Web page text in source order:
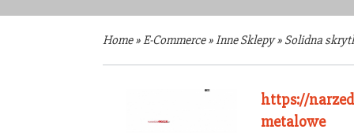
Home»E-Commerce»Inne Sklepy» Solidna
https://
metalowe